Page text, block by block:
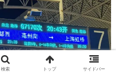
検索 トップ サイドバー